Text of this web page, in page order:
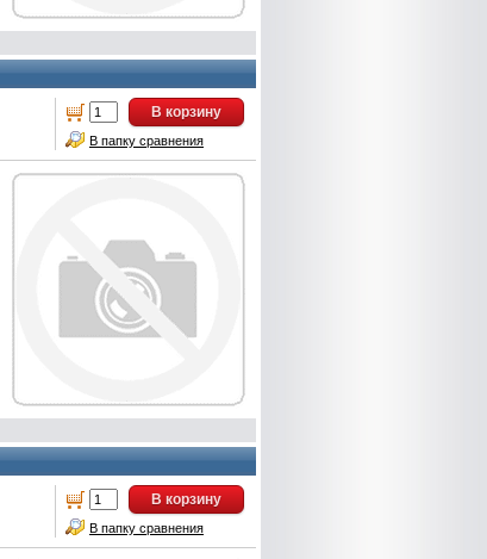
В корзину
В папку сравнения
В корзину
В папку сравнения